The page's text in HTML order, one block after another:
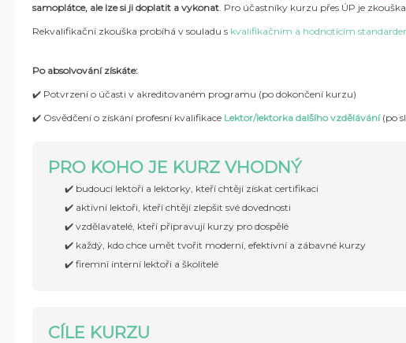
samoplátce, ale lze si ji doplatit a vykonat. Pro účastníky kurzu přes ÚP je
Rekvalifikační zkouška probíhá v souladu s kvalifikačním a hodnotícím
Po absolvování získáte:
✔️ Potvrzení o účasti v akreditovaném programu (po dokončení kurzu)
✔️ Osvědčení o získání profesní kvalifikace Lektor/lektorka dalšího vzdělávání (po
PRO KOHO JE KURZ VHODNÝ
✔️ budoucí lektoři a lektorky, kteří chtějí získat certifikaci
✔️ aktivní lektoři, kteří chtějí zlepšit své dovednosti
✔️ vzdělavatelé, kteří připravují kurzy pro dospělé
✔️ každý, kdo chce umět tvořit moderní, efektivní a zábavné kurzy
✔️ firemní interní lektoři a školitelé
CÍLE KURZU